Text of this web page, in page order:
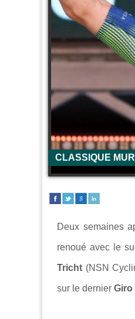
CLASSIQUE
Deux semaines
renoué avec le
Tricht (NSN
sur le dernier Giro